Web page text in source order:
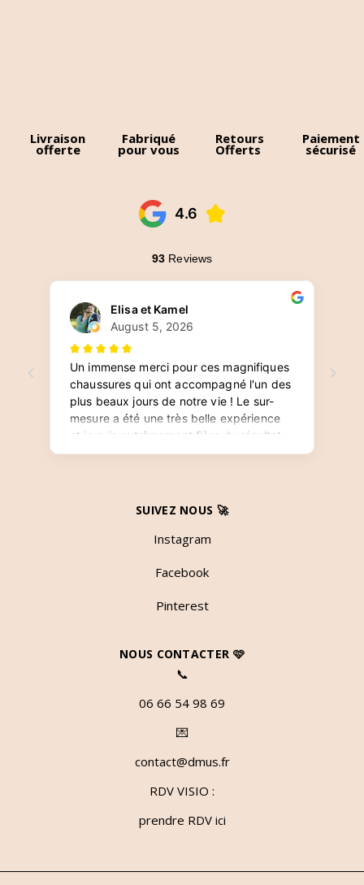
Livraison
offerte
Fabriqué
pour vous
Retours
Offerts
Paiement
sécurisé
SUIVEZ NOUS 🚀
Instagram
Facebook
Pinterest
NOUS CONTACTER 🩷
📞
06 66 54 98 69
💌
contact@dmus.fr
RDV VISIO :
prendre RDV ici